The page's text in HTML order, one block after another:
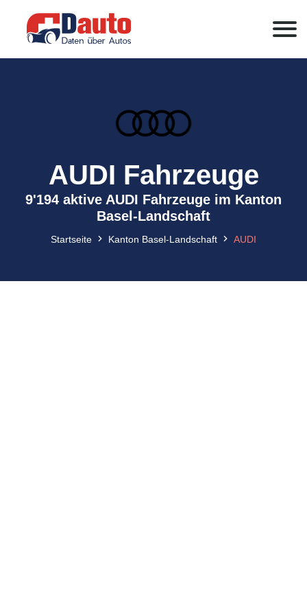
AUDI Fahrzeuge
9'194 aktive AUDI Fahrzeuge im Kanton
Basel-Landschaft
Startseite Kanton Basel-Landschaft AUDI